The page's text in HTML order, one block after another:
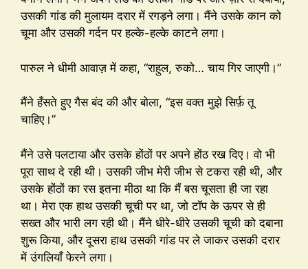
उसकी गांड की मुलायम दरार में रगड़ने लगा। मैंने उसके कान को
चूमा और उसकी गर्दन पर हल्के-हल्के काटने लगा।
पारुल ने धीमी आवाज़ में कहा, “राहुल, रुको… चाय गिर जाएगी।”
मैंने हँसते हुए गैस बंद की और बोला, “इस वक्त मुझे सिर्फ़ तू
चाहिए।”
मैंने उसे पलटाया और उसके होंठों पर अपने होंठ रख दिए। वो भी
पूरा साथ दे रही थी। उसकी जीभ मेरी जीभ से टकरा रही थी, और
उसके होंठों का रस इतना मीठा था कि मैं बस चूसता ही जा रहा
था। मेरा एक हाथ उसकी चूची पर था, जो टॉप के ऊपर से ही
सख्त और भारी लग रही थी। मैंने धीरे-धीरे उसकी चूची को दबाना
शुरू किया, और दूसरा हाथ उसकी गांड पर ले जाकर उसकी दरार
में उंगलियाँ फेरने लगा।